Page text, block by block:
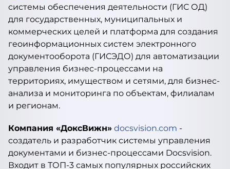
системы обеспечения деятельности (ГИС ОД)
для государственных, муниципальных и
коммерческих целей и платформа для создания
геоинформационных систем электронного
документооборота (ГИСЭДО) для автоматизации
управления бизнес-процессами на
территориях, имуществом и сетями, для бизнес-
анализа и мониторинга по объектам, филиалам
и регионам.
Компания «ДоксВижн» docsvision.com -
создатель и разработчик системы управления
документами и бизнес-процессами Docsvision.
Входит в ТОП-3 самых популярных российских